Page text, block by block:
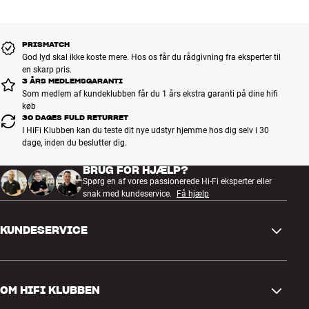
PRISMATCH
God lyd skal ikke koste mere. Hos os får du rådgivning fra eksperter til
en skarp pris.
3 ÅRS MEDLEMSGARANTI
Som medlem af kundeklubben får du 1 års ekstra garanti på dine hifi
køb
30 DAGES FULD RETURRET
I HiFi Klubben kan du teste dit nye udstyr hjemme hos dig selv i 30
dage, inden du beslutter dig.
BRUG FOR HJÆLP?
Spørg en af vores passionerede Hi-Fi eksperter eller
snak med kundeservice.
Få hjælp
KUNDESERVICE
OM HIFI KLUBBEN